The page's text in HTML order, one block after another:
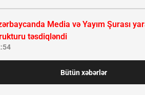
Media və Yayım Şurası
təsdiqləndi
Bütün xəbərlər